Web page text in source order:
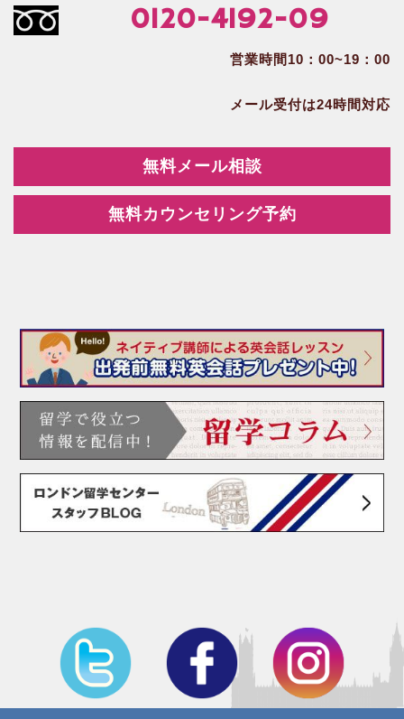
0120-4192-09
営業時間10：00~19：00
メール受付は24時間対応
無料メール相談
無料カウンセリング予約